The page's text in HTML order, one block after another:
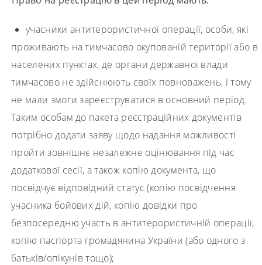
учасники антитерористичної операції, особи, які
проживають на тимчасово окупованій території або в
населених пунктах, де органи державної влади
тимчасово не здійснюють своїх повноважень, і тому
не мали змоги зареєструватися в основний період.
Таким особам до пакета реєстраційних документів
потрібно додати заяву щодо надання можливості
пройти зовнішнє незалежне оцінювання під час
додаткової сесії, а також копію документа, що
посвідчує відповідний статус (копію посвідчення
учасника бойових дій, копію довідки про
безпосередню участь в антитерористичній операції,
копію паспорта громадянина України (або одного з
батьків/опікунів тощо);